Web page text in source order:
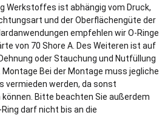
Werkstoffes ist abhängig vom Druck,
und der Oberflächengüte der
empfehlen wir O-Ringe
von 70 Shore A. Des Weiteren ist auf
oder Stauchung und Nutfüllung
Bei der Montage muss jegliche
vermieden werden, da sonst
Bitte beachten Sie außerdem
darf nicht bis an die